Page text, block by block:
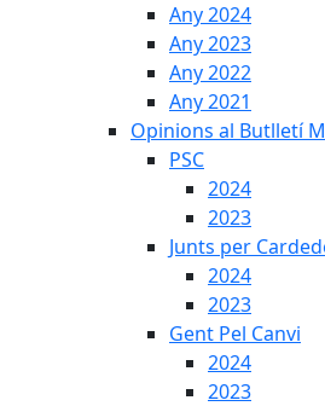
Any 2024
Any 2023
Any 2022
Any 2021
Opinions al Butlletí
PSC
2024
2023
Junts per
2024
2023
Gent Pel Canvi
2024
2023